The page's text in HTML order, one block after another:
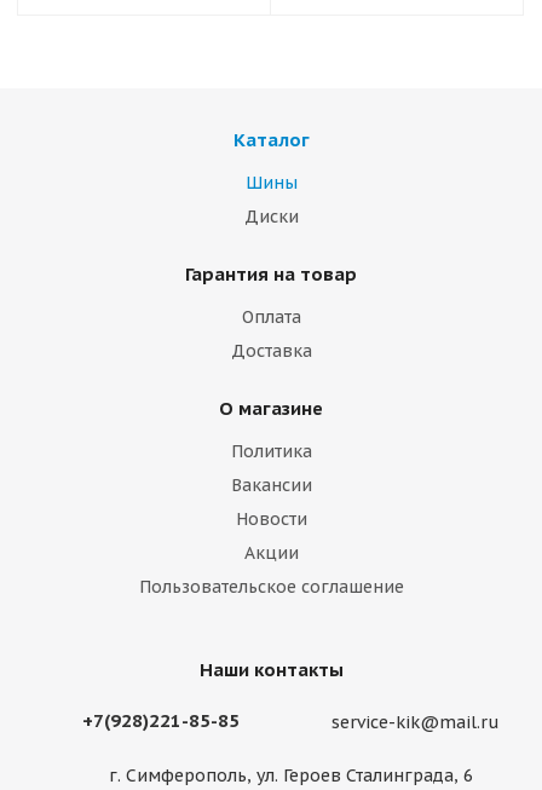
Каталог
Шины
Диски
Гарантия на товар
Оплата
Доставка
О магазине
Политика
Вакансии
Новости
Акции
Пользовательское соглашение
Наши контакты
+7(928)221-85-85 service-kik@mail.ru
г. Симферополь, ул. Героев Сталинграда, 6